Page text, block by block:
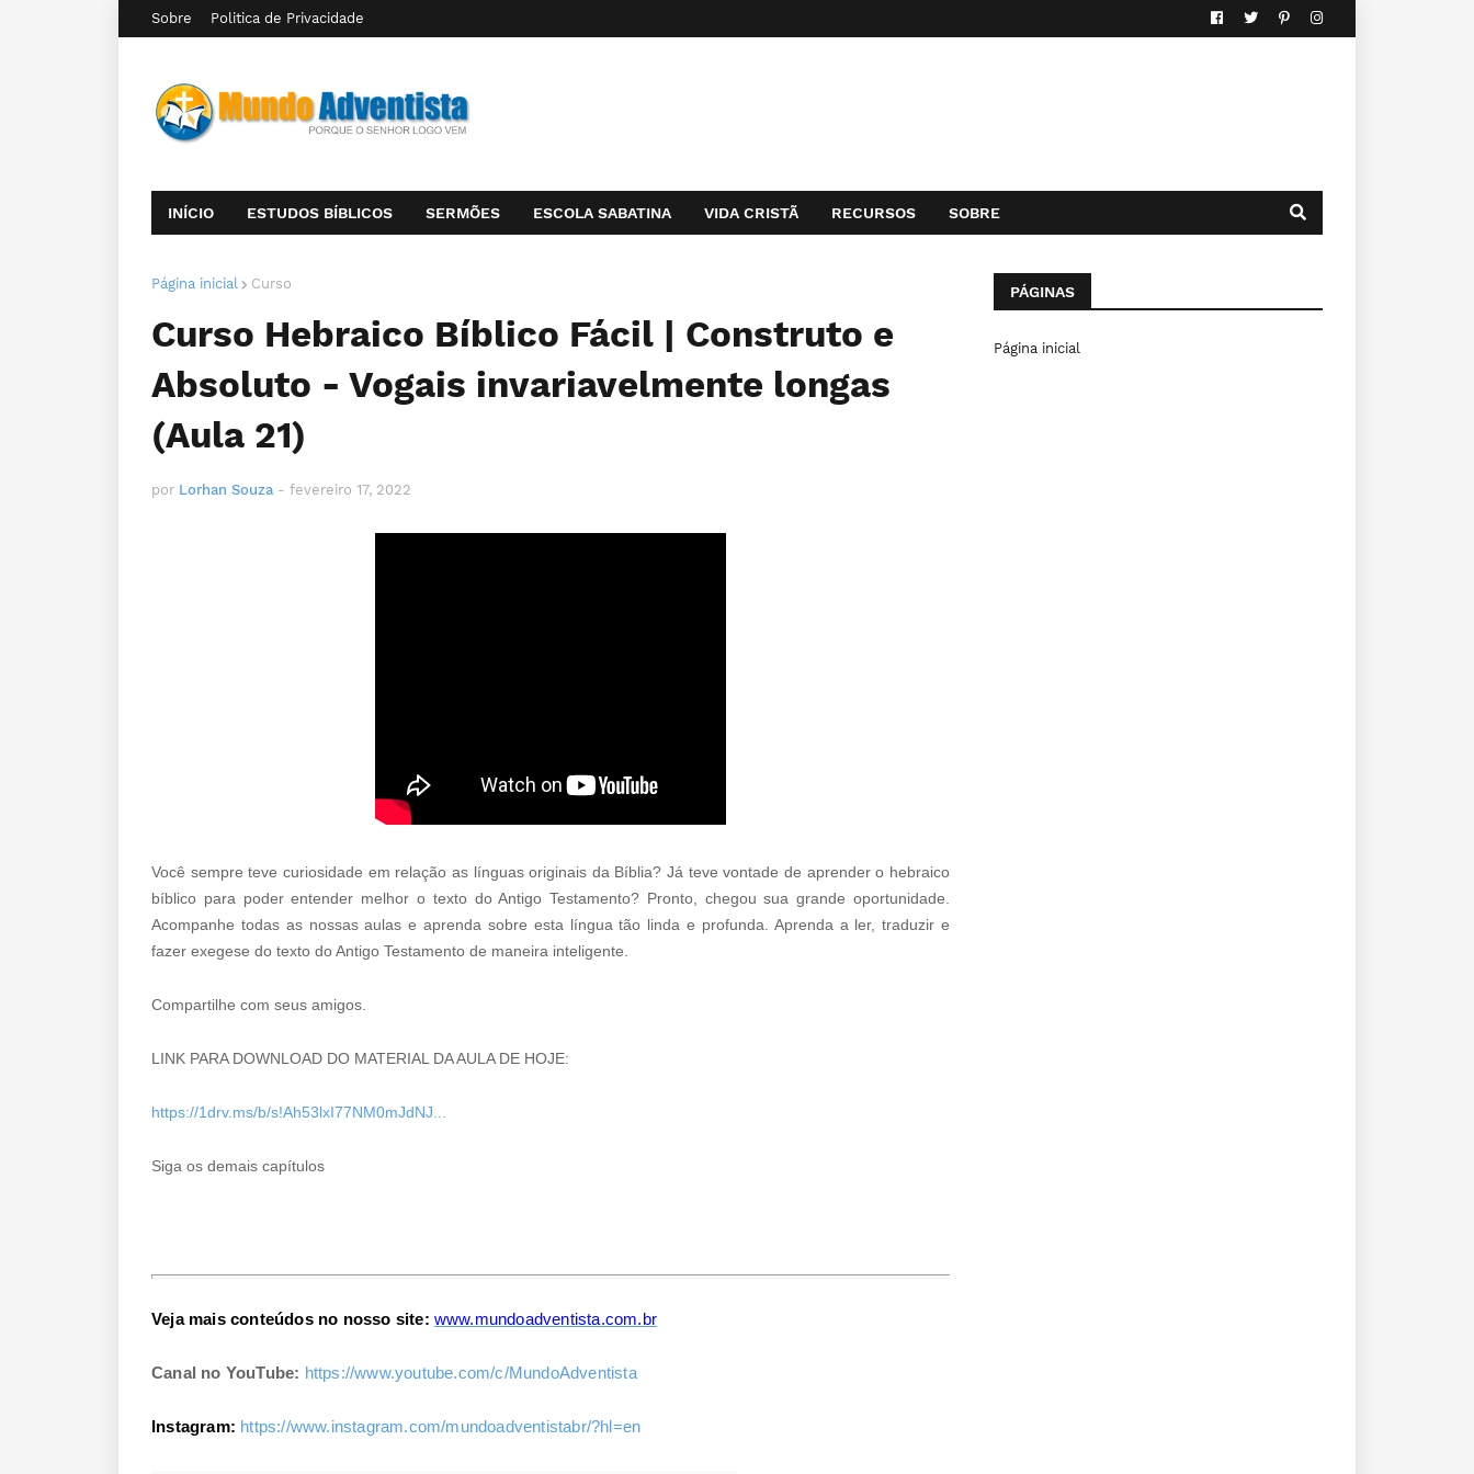
Sobre Politica de Privacidade
INÍCIO ESTUDOS BÍBLICOS SERMÕES ESCOLA SABATINA VIDA CRISTÃ RECURSOS SOBRE
Página inicial Curso
Curso Hebraico Bíblico Fácil | Construto e
Absoluto - Vogais invariavelmente longas
(Aula 21)
por Lorhan Souza - fevereiro 17, 2022
Você sempre teve curiosidade em relação as línguas originais da Bíblia? Já teve vontade de aprender o hebraico
bíblico para poder entender melhor o texto do Antigo Testamento? Pronto, chegou sua grande oportunidade.
Acompanhe todas as nossas aulas e aprenda sobre esta língua tão linda e profunda. Aprenda a ler, traduzir e
fazer exegese do texto do Antigo Testamento de maneira inteligente.
Compartilhe com seus amigos.
LINK PARA DOWNLOAD DO MATERIAL DA AULA DE HOJE:
https://1drv.ms/b/s!Ah53lxI77NM0mJdNJ...
Siga os demais capítulos
Veja mais conteúdos no nosso site: www.mundoadventista.com.br
Canal no YouTube: https://www.youtube.com/c/MundoAdventista
Instagram: https://www.instagram.com/mundoadventistabr/?hl=en
PÁGINAS
Página inicial